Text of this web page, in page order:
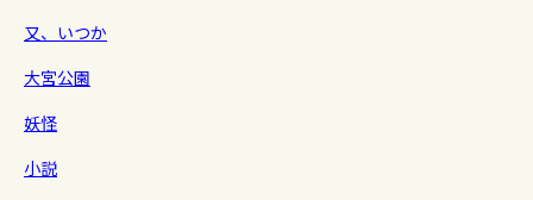
又、いつか
大宮公園
妖怪
小説